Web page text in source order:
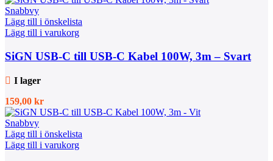
Snabbvy
Lägg till i önskelista
Lägg till i varukorg
SiGN USB-C till USB-C Kabel 100W, 3m – Svart
I lager
159,00 kr
Snabbvy
Lägg till i önskelista
Lägg till i varukorg